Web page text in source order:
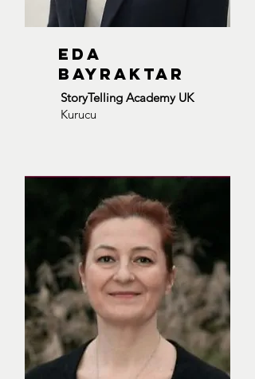
EDA
Bayraktar
StoryTelling Academy UK
Kurucu